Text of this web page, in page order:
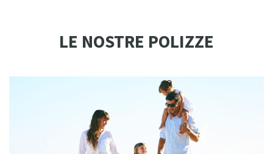
LE NOSTRE POLIZZE